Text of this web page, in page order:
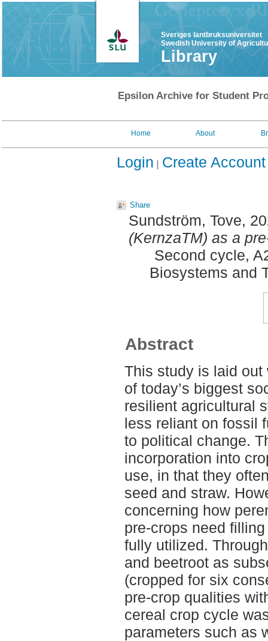
Sveriges lantbruksuniversitet
Swedish University of
Library
Epsilon Archive for Student
Home About
Login Create Account
Share
Sundström, Tove,
(KernzaTM) as a
Second cycle,
Biosystems and
Abstract
This study is laid out
of today’s biggest
resilient agricultural
less reliant on fossil
to political change.
incorporation into
use, in that they
seed and straw.
concerning how
pre-crops need
fully utilized.
and beetroot as
(cropped for six
pre-crop qualities
cereal crop cycle
parameters such as